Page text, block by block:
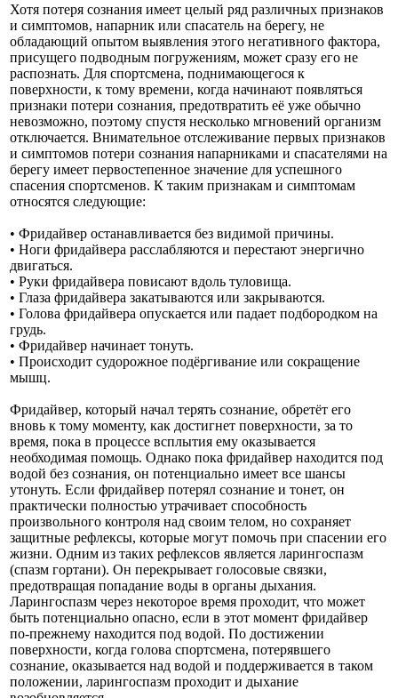
Хотя потеря сознания имеет целый ряд различных признаков
и симптомов, напарник или спасатель на берегу, не
обладающий опытом выявления этого негативного фактора,
присущего подводным погружениям, может сразу его не
распознать. Для спортсмена, поднимающегося к
поверхности, к тому времени, когда начинают появляться
признаки потери сознания, предотвратить её уже обычно
невозможно, поэтому спустя несколько мгновений организм
отключается. Внимательное отслеживание первых признаков
и симптомов потери сознания напарниками и спасателями на
берегу имеет первостепенное значение для успешного
спасения спортсменов. К таким признакам и симптомам
относятся следующие:
• Фридайвер останавливается без видимой причины.
• Ноги фридайвера расслабляются и перестают энергично
двигаться.
• Руки фридайвера повисают вдоль туловища.
• Глаза фридайвера закатываются или закрываются.
• Голова фридайвера опускается или падает подбородком на
грудь.
• Фридайвер начинает тонуть.
• Происходит судорожное подёргивание или сокращение
мышц.
Фридайвер, который начал терять сознание, обретёт его
вновь к тому моменту, как достигнет поверхности, за то
время, пока в процессе всплытия ему оказывается
необходимая помощь. Однако пока фридайвер находится под
водой без сознания, он потенциально имеет все шансы
утонуть. Если фридайвер потерял сознание и тонет, он
практически полностью утрачивает способность
произвольного контроля над своим телом, но сохраняет
защитные рефлексы, которые могут помочь при спасении его
жизни. Одним из таких рефлексов является ларингоспазм
(спазм гортани). Он перекрывает голосовые связки,
предотвращая попадание воды в органы дыхания.
Ларингоспазм через некоторое время проходит, что может
быть потенциально опасно, если в этот момент фридайвер
по-прежнему находится под водой. По достижении
поверхности, когда голова спортсмена, потерявшего
сознание, оказывается над водой и поддерживается в таком
положении, ларингоспазм проходит и дыхание